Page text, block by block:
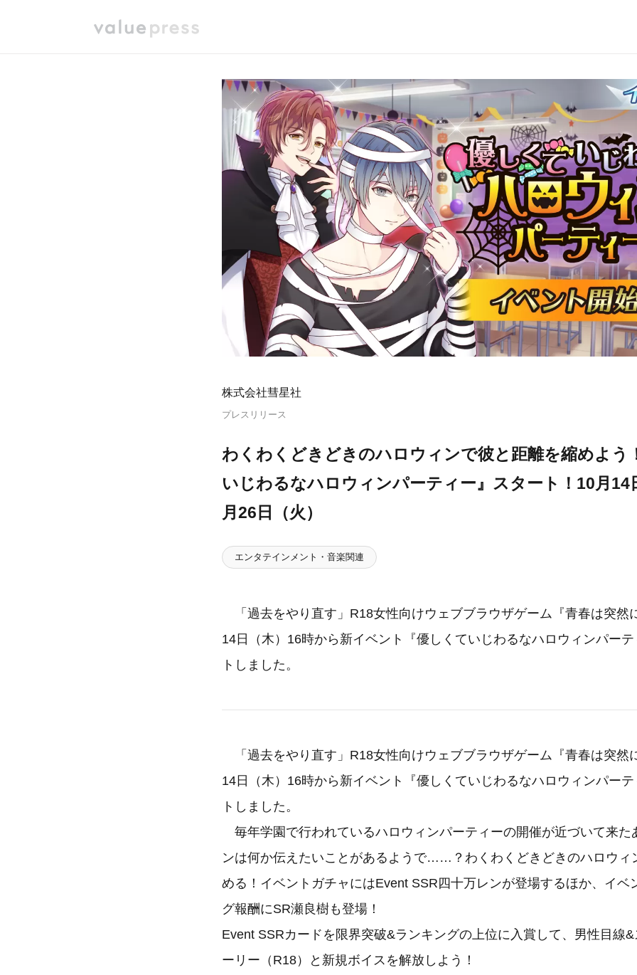
株式会社彗星社
プレスリリース
わくわくどきどきのハロウィンで彼と距離を縮めよう
いじわるなハロウィンパーティー』スタート！10月14
月26日（火）
エンタテインメント・音楽関連
「過去をやり直す」R18女性向けウェブブラウザゲーム『青春は突然
14日（木）16時から新イベント『優しくていじわるなハロウィンパー
トしました。
「過去をやり直す」R18女性向けウェブブラウザゲーム『青春は突然
14日（木）16時から新イベント『優しくていじわるなハロウィンパー
トしました。
毎年学園で行われているハロウィンパーティーの開催が近づいて来た
ンは何か伝えたいことがあるようで……？わくわくどきどきのハロウィ
める！イベントガチャにはEvent SSR四十万レンが登場するほか、イベ
グ報酬にSR瀬良樹も登場！
Event SSRカードを限界突破&ランキングの上位に入賞して、男性目線
ーリー（R18）と新規ボイスを解放しよう！